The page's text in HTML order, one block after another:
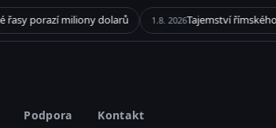
miliony dolarů 1.8. 2026
Podpora Kontakt